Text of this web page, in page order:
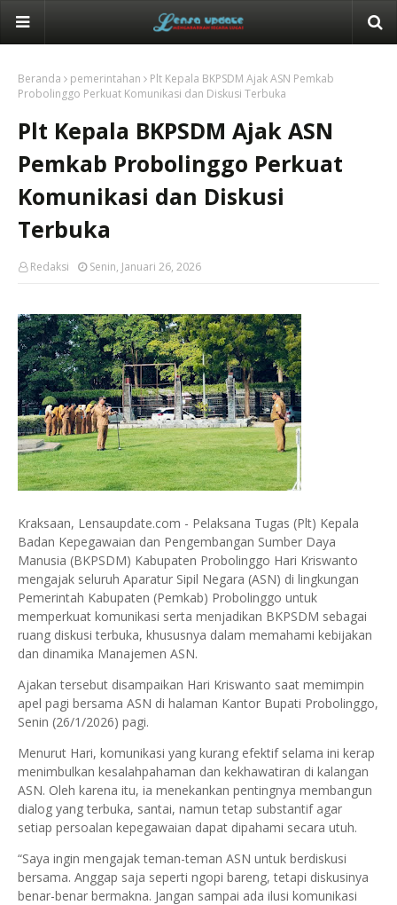
Beranda pemerintahan
Plt Kepala BKPSDM Ajak ASN Pemkab
Probolinggo Perkuat Komunikasi dan Diskusi Terbuka
Plt Kepala BKPSDM Ajak ASN
Pemkab Probolinggo Perkuat
Komunikasi dan Diskusi
Terbuka
Redaksi Senin, Januari 26, 2026
Kraksaan, Lensaupdate.com - Pelaksana Tugas (Plt) Kepala
Badan Kepegawaian dan Pengembangan Sumber Daya
Manusia (BKPSDM) Kabupaten Probolinggo Hari Kriswanto
mengajak seluruh Aparatur Sipil Negara (ASN) di lingkungan
Pemerintah Kabupaten (Pemkab) Probolinggo untuk
memperkuat komunikasi serta menjadikan BKPSDM sebagai
ruang diskusi terbuka, khususnya dalam memahami kebijakan
dan dinamika Manajemen ASN.
Ajakan tersebut disampaikan Hari Kriswanto saat memimpin
apel pagi bersama ASN di halaman Kantor Bupati Probolinggo,
Senin (26/1/2026) pagi.
Menurut Hari, komunikasi yang kurang efektif selama ini kerap
menimbulkan kesalahpahaman dan kekhawatiran di kalangan
ASN. Oleh karena itu, ia menekankan pentingnya membangun
dialog yang terbuka, santai, namun tetap substantif agar
setiap persoalan kepegawaian dapat dipahami secara utuh.
“Saya ingin mengajak teman-teman ASN untuk berdiskusi
bersama. Anggap saja seperti ngopi bareng, tetapi diskusinya
benar-benar bermakna. Jangan sampai ada ilusi komunikasi